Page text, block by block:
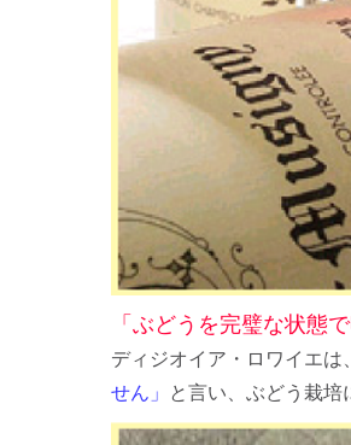
「ぶどうを完璧な状態
ディジオイア・ロワイエは、
せん」
と言い、ぶどう栽培